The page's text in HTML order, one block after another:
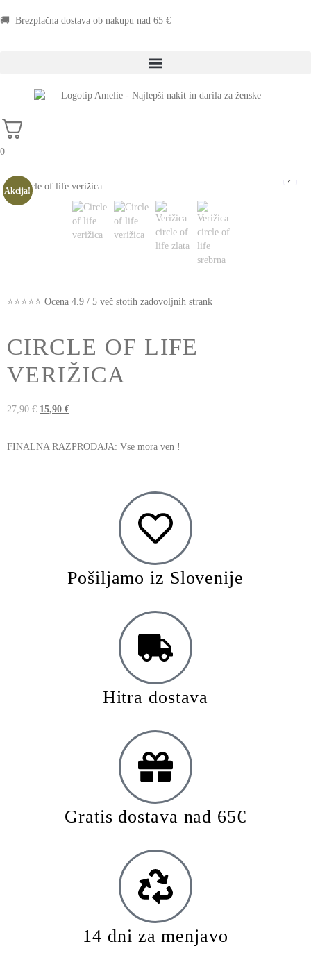
🚚 Brezplačna dostava ob nakupu nad 65 €
0
Akcija!
⭐⭐⭐⭐⭐ Ocena 4.9 / 5 več stotih zadovoljnih strank
CIRCLE OF LIFE
VERIŽICA
27,90€ 15,90 €
FINALNA RAZPRODAJA: Vse mora ven !
Pošiljamo iz Slovenije
Hitra dostava
Gratis dostava nad 65€
14 dni za menjavo